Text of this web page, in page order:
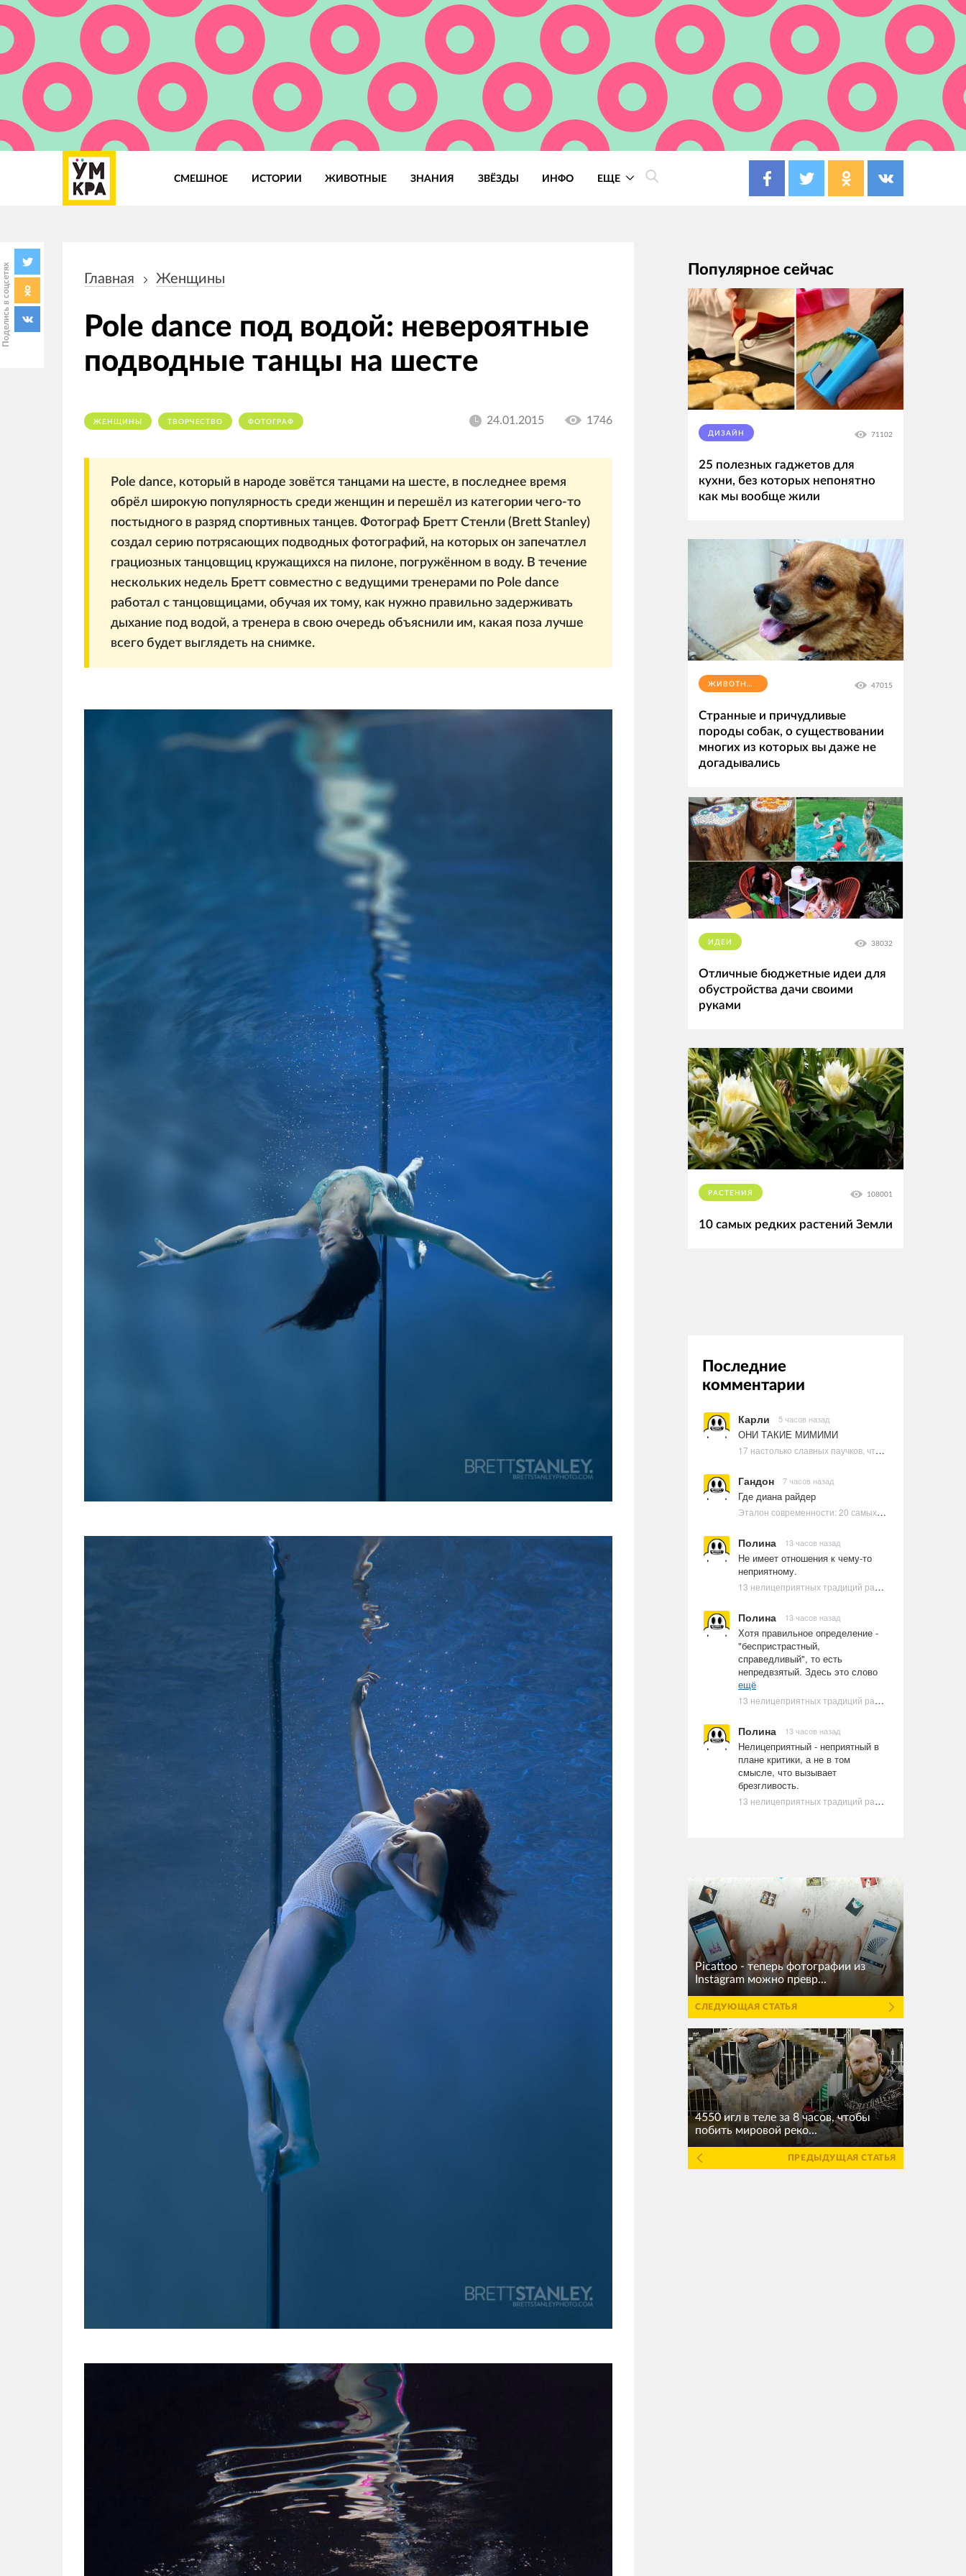
СМЕШНОЕ ИСТОРИИ ЖИВОТНЫЕ ЗНАНИЯ ЗВЁЗДЫ ИНФО ЕЩЕ
Поделись в соцсетях навигации
Главная Женщины
Pole dance под водой: невероятные
подводные танцы на шecтe
ЖЕНЩИНЫ ТВОРЧЕСТВО ФОТОГРАФ 24.01.2015 1746
Pole dance, который в народе зовётся танцами на шecтe, в последнее время
обрёл широкую популярность среди женщин и перешёл из категории чего-то
постыдного в разряд спортивных танцев. Фотограф Бретт Стенли (Brett Stanley)
создал серию потрясающих подводных фотографий, на которых он запечатлел
грациозных танцовщиц кружащихся на пилоне, погружённом в воду. В течение
нескольких недель Бретт совместно с ведущими тренерами по Pole dance
работал с танцовщицами, обучая их тому, как нужно правильно задерживать
дыхание под водой, а тренера в свою очередь объяснили им, какая поза лучше
всего будет выглядеть на снимке.
Популярное сейчас
ДИЗАЙН 71102
25 полезных гаджетов для
кухни, без которых непонятно
как мы вообще жили
ЖИВОТНЫЕ 47015
Странные и причудливые
породы собак, о существовании
многих из которых вы даже не
догадывались
ИДЕИ 38032
Отличные бюджетные идеи для
обустройства дачи своими
руками
РАСТЕНИЯ 108001
10 самых редких растений Земли
Последние
комментарии
Карли 5 часов назад
ОНИ ТАКИЕ МИМИМИ
17 настолько славных паучков, что даже у арахнофобов появится желание их погладить
Гандон 7 часов назад
Где диана райдер
Эталон современности: 20 самых красивых и привлекательных актрис Голливуда, по мнению Google | Ультрамарин
Полина 13 часов назад
Не имеет отношения к чему-то
неприятному.
13 нелицеприятных традиций разных стран, которые могут шокировать неподготовленного человека
Полина 13 часов назад
Хотя правильное определение -
"беспристрастный,
справедливый", то есть
непредвзятый. Здесь это слово
ещё
13 нелицеприятных традиций разных стран, которые могут шокировать неподготовленного человека
Полина 13 часов назад
Нелицеприятный - неприятный в
плане критики, а не в том
смысле, что вызывает
брезгливость.
13 нелицеприятных традиций разных стран, которые могут шокировать неподготовленного человека
Picattoo - теперь фотографии из
Instagram можно превр...
СЛЕДУЮЩАЯ СТАТЬЯ
4550 игл в теле за 8 часов, чтобы
побить мировой реко...
ПРЕДЫДУЩАЯ СТАТЬЯ